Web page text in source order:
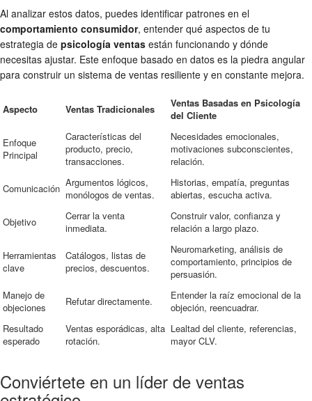
Al analizar estos datos, puedes identificar patrones en el
comportamiento consumidor, entender qué aspectos de tu
estrategia de psicología ventas están funcionando y dónde
necesitas ajustar. Este enfoque basado en datos es la piedra angular
para construir un sistema de ventas resiliente y en constante mejora.
Aspecto Ventas Tradicionales
Ventas Basadas en Psicología
del Cliente
Enfoque
Principal
Características del
producto, precio,
transacciones.
Necesidades emocionales,
motivaciones subconscientes,
relación.
Comunicación Argumentos lógicos,
monólogos de ventas.
Historias, empatía, preguntas
abiertas, escucha activa.
Objetivo
Cerrar la venta
inmediata.
Construir valor, confianza y
relación a largo plazo.
Herramientas
clave
Catálogos, listas de
precios, descuentos.
Neuromarketing, análisis de
comportamiento, principios de
persuasión.
Manejo de
objeciones
Refutar directamente.
Entender la raíz emocional de la
objeción, reencuadrar.
Resultado
esperado
Ventas esporádicas, alta
rotación.
Lealtad del cliente, referencias,
mayor CLV.
Conviértete en un líder de ventas